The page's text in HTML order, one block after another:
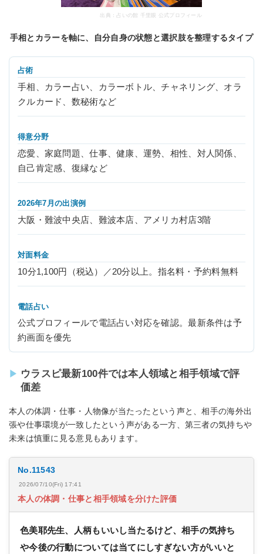
出典：占いの館 千里眼 公式プロフィール
手相とカラーを軸に、自分自身の状態と選択肢を整理するタイプ
占術
手相、カラー占い、カラーボトル、チャネリング、オラ
クルカード、数秘術など
得意分野
恋愛、家庭問題、仕事、健康、運勢、相性、対人関係、
自己肯定感、復縁など
2026年7月の出演例
大阪・難波中央店、難波本店、アメリカ村店3階
対面料金
10分1,100円（税込）／20分以上。指名料・予約料無料
電話占い
公式プロフィールで電話占い対応を確認。最新条件は予
約画面を優先
ウラスピ最新100件では本人領域と相手領域で評
価差
本人の体調・仕事・人物像が当たったという声と、相手の海外出
張や仕事環境が一致したという声がある一方、第三者の気持ちや
未来は慎重に見る意見もあります。
No.11543
2026/07/10(Fri) 17:41
本人の体調・仕事と相手領域を分けた評価
色美耶先生、人柄もいいし当たるけど、相手の気持ち
や今後の行動については当てにしすぎない方がいいと